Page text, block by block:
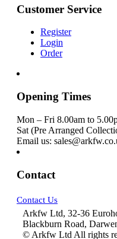
Customer Service
Register
Login
Order
Opening Times
Mon – Fri 8.00am to
Sat (Pre Arranged
Email us:
Contact
Contact Us
Arkfw Ltd, 32-36
Blackburn Road,
© Arkfw Ltd All rights